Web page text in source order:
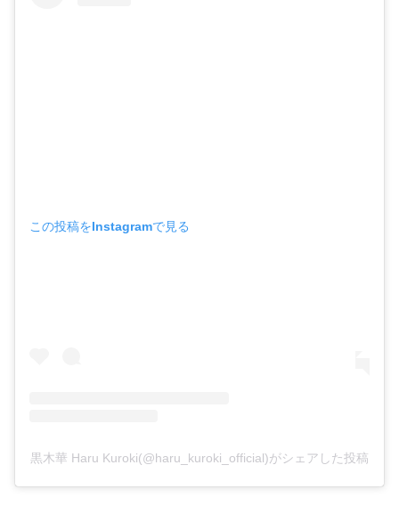
小芝風花
この投稿をInstagramで見る
黒木華 Haru Kuroki(@haru_kuroki_official)がシェアした投稿